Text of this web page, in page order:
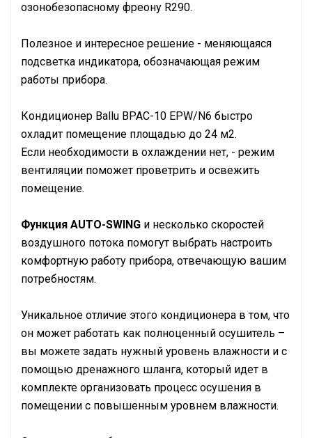
озонобезопасному фреону R290.
Полезное и интересное решение - меняющаяся
подсветка индикатора, обозначающая режим
работы прибора.
Кондиционер Ballu BPAC-10 EPW/N6 быстро
охладит помещение площадью до 24 м2.
Если необходимости в охлаждении нет, - режим
вентиляции поможет проветрить и освежить
помещение.
Функция AUTO-SWING и несколько скоростей
воздушного потока помогут выбрать настроить
комфортную работу прибора, отвечающую вашим
потребностям.
Уникальное отличие этого кондиционера в том, что
он может работать как полноценный осушитель –
вы можете задать нужный уровень влажности и с
помощью дренажного шланга, который идет в
комплекте организовать процесс осушения в
помещении с повышенным уровнем влажности.